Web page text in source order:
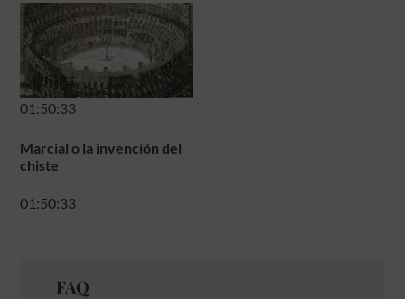
01:50:33
Marcial o la invención del
chiste
01:50:33
FAQ